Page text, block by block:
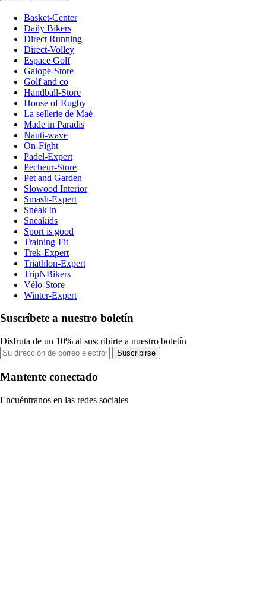
Basket-Center
Daily Bikers
Direct Running
Direct-Volley
Espace Golf
Galope-Store
Golf and co
Handball-Store
House of Rugby
La sellerie de Maé
Made in Paradis
Nauti-wave
On-Fight
Padel-Expert
Pecheur-Store
Pet and Garden
Slowood Interior
Smash-Expert
Sneak'In
Sneakids
Sport is good
Training-Fit
Trek-Expert
Triathlon-Expert
TripNBikers
Vélo-Store
Winter-Expert
Suscríbete a nuestro boletín
Disfruta de un 10% al suscribirte a nuestro boletín
Suscribirse
Mantente conectado
Encuéntranos en las redes sociales